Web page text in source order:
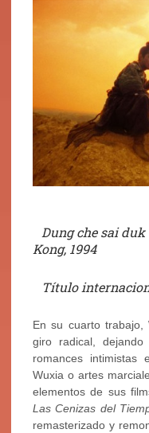
Dung che sai
Kong, 1994
Título
En su cuarto trabajo,
giro radical,
romances intimistas
Wuxia o artes
elementos de sus
Las Cenizas del
remasterizado y